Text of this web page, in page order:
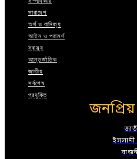
সারাদেশ
অর্থ ও বানিজ্য
আইন ও পরামর্শ
স্বাস্থ্য
আন্তর্জাতিক
জাতীয়
সর্বশেষ
প্রযুক্তি